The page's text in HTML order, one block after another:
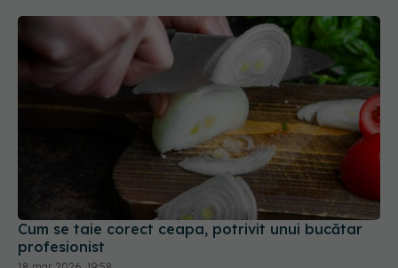
Cum se taie corect ceapa, potrivit unui bucătar